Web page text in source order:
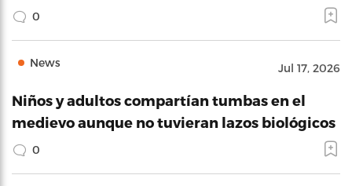
0
News Jul 17, 2026
Niños y adultos compartían tumbas en el
medievo aunque no tuvieran lazos biológicos
0